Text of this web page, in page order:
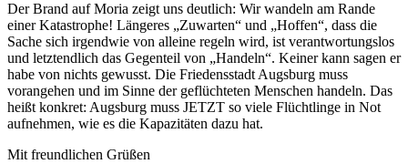
Der Brand auf Moria zeigt uns deutlich: Wir wandeln am Rande
einer Katastrophe! Längeres „Zuwarten“ und „Hoffen“, dass die
Sache sich irgendwie von alleine regeln wird, ist verantwortungslos
und letztendlich das Gegenteil von „Handeln“. Keiner kann sagen er
habe von nichts gewusst. Die Friedensstadt Augsburg muss
vorangehen und im Sinne der geflüchteten Menschen handeln. Das
heißt konkret: Augsburg muss JETZT so viele Flüchtlinge in Not
aufnehmen, wie es die Kapazitäten dazu hat.
Mit freundlichen Grüßen